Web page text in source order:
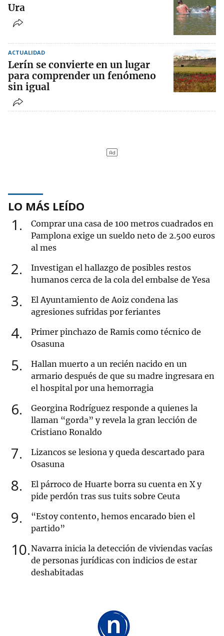
Ura
ACTUALIDAD
Lerín se convierte en un lugar
para comprender un fenómeno
sin igual
LO MÁS LEÍDO
1
Comprar una casa de 100 metros cuadrados en
Pamplona exige un sueldo neto de 2.500 euros
al mes
2
Investigan el hallazgo de posibles restos
humanos cerca de la cola del embalse de Yesa
3
El Ayuntamiento de Aoiz condena las
agresiones sufridas por feriantes
4
Primer pinchazo de Ramis como técnico de
Osasuna
5
Hallan muerto a un recién nacido en un
armario después de que su madre ingresara en
el hospital por una hemorragia
6
Georgina Rodríguez responde a quienes la
llaman “gorda” y revela la gran lección de
Cristiano Ronaldo
7
Lizancos se lesiona y queda descartado para
Osasuna
8
El párroco de Huarte borra su cuenta en X y
pide perdón tras sus tuits sobre Ceuta
9
“Estoy contento, hemos encarado bien el
partido”
10 Navarra inicia la detección de viviendas vacías
de personas jurídicas con indicios de estar
deshabitadas